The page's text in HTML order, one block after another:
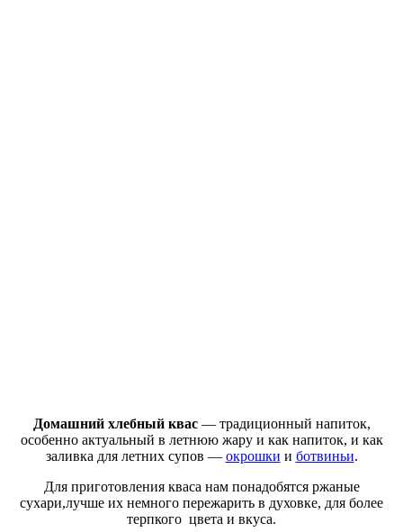
Домашний хлебный квас— традиционный напиток,
особенно актуальный в летнюю жару и как напиток, и как
заливка для летних супов — окрошки и ботвиньи.
Для приготовления кваса нам понадобятся ржаные
сухари,лучше их немного пережарить в духовке, для более
терпкого цвета и вкуса.